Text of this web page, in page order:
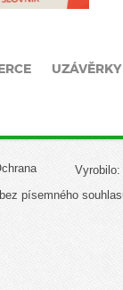
UZÁVĚRKY
Vyrobilo:
písemného